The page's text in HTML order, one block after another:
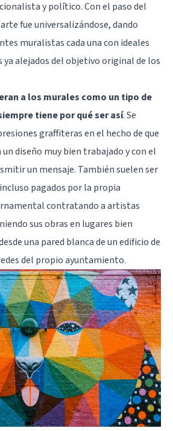
y político. Con el paso del
fue universalizándose, dando
muralistas cada una con ideales
alejados del objetivo original de los
a los murales como un tipo de
tiene por qué ser así. Se
graffiteras en el hecho de que
diseño muy bien trabajado y con el
un mensaje. También suelen ser
pagados por la propia
contratando a artistas
sus obras en lugares bien
una pared blanca de un edificio de
del propio ayuntamiento.